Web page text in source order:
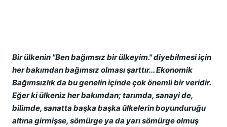
Bir ülkenin ''Ben bağımsız bir ülkeyim.'' diyebilmesi için
her bakımdan bağımsız olması şarttır... Ekonomik
Bağımsızlık da bu genelin içinde çok önemli bir veridir.
Eğer ki ülkeniz her bakımdan; tarımda, sanayi de,
bilimde, sanatta başka başka ülkelerin boyunduruğu
altına girmişse, sömürge ya da yarı sömürge olmuş